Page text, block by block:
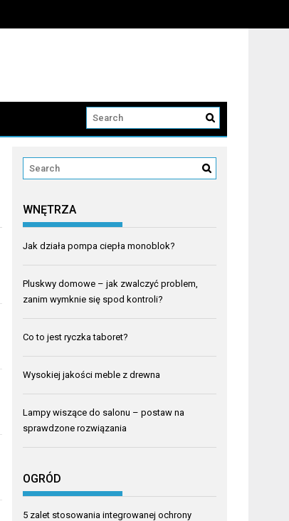
WNĘTRZA
Jak działa pompa ciepła monoblok?
Pluskwy domowe – jak zwalczyć problem,
zanim wymknie się spod kontroli?
Co to jest ryczka taboret?
Wysokiej jakości meble z drewna
Lampy wiszące do salonu – postaw na
sprawdzone rozwiązania
OGRÓD
5 zalet stosowania integrowanej ochrony